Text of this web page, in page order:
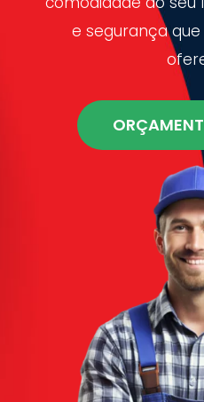
e segurança